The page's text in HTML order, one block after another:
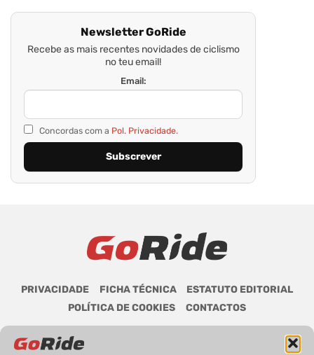
Newsletter GoRide
Recebe as mais recentes novidades de ciclismo
no teu email!
Email:
Concordas com a Pol. Privacidade.
PRIVACIDADE FICHA TÉCNICA
ESTATUTO EDITORIAL
POLÍTICA DE COOKIES
CONTACTOS